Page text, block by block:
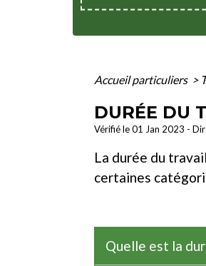
Accueil particuliers >
DURÉE DU
Vérifié le 01 Jan 2023 -
La durée du
certaines
Quelle est la